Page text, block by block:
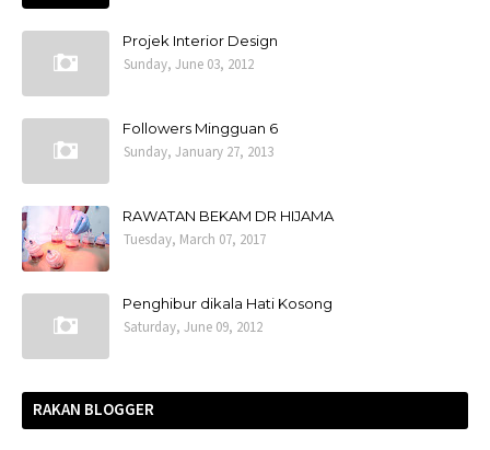
Projek Interior Design
Sunday, June 03, 2012
Followers Mingguan 6
Sunday, January 27, 2013
RAWATAN BEKAM DR HIJAMA
Tuesday, March 07, 2017
Penghibur dikala Hati Kosong
Saturday, June 09, 2012
RAKAN BLOGGER